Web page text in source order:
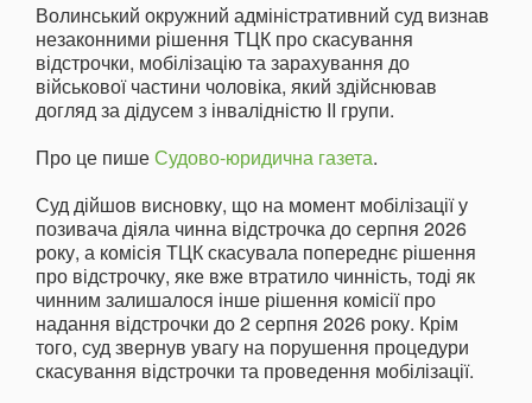
Волинський окружний адміністративний суд визнав
незаконними рішення ТЦК про скасування
відстрочки, мобілізацію та зарахування до
військової частини чоловіка, який здійснював
догляд за дідусем з інвалідністю II групи.
Про це пишеСудово-юридична газета.
Суд дійшов висновку, що на момент мобілізації у
позивача діяла чинна відстрочка до серпня 2026
року, а комісія ТЦК скасувала попереднє рішення
про відстрочку, яке вже втратило чинність, тоді як
чинним залишалося інше рішення комісії про
надання відстрочки до 2 серпня 2026 року. Крім
того, суд звернув увагу на порушення процедури
скасування відстрочки та проведення мобілізації.